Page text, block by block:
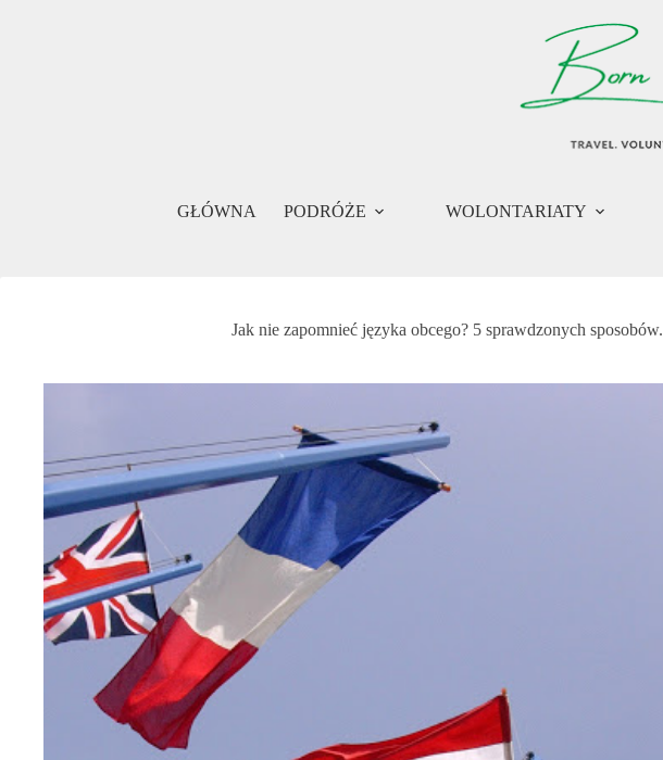
GŁÓWNA PODRÓŻE WOLONTARIATY
Jak nie zapomnieć języka obcego? 5 sprawdzonych sposobów.